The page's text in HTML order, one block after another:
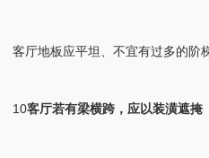
客厅地板应平坦、不宜有过多的阶
10客厅若有梁横跨，应以装潢遮掩